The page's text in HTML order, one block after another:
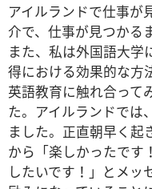
アイルランドで仕事が
介で、仕事が見つかる
また、私は外国語大学
得における効果的な方
英語教育に触れ合って
た。アイルランドでは
ました。正直朝早く起
から「楽しかったです
したいです！」とメッ